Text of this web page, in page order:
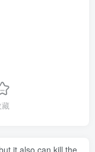
藏
it also can kill the